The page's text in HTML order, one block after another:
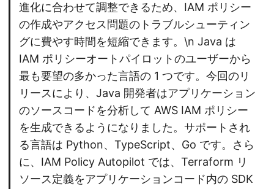
進化に合わせて調整できるため、IAM ポリシー
の作成やアクセス問題のトラブルシューティン
グに費やす時間を短縮できます。\n Java は
IAM ポリシーオートパイロットのユーザーから
最も要望の多かった言語の 1 つです。今回のリ
リースにより、Java 開発者はアプリケーション
のソースコードを分析して AWS IAM ポリシー
を生成できるようになりました。サポートされ
る言語は Python、TypeScript、Go です。さら
に、IAM Policy Autopilot では、Terraform リ
ソース定義をアプリケーションコード内の SDK